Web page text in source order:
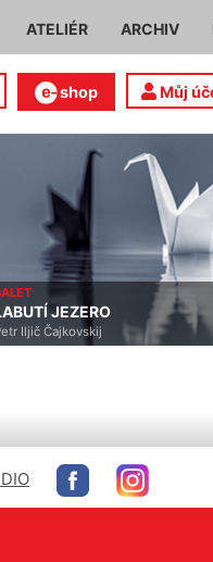
ATELIÉR ARCHIV
shop Můj
JEZERO
Čajkovskij